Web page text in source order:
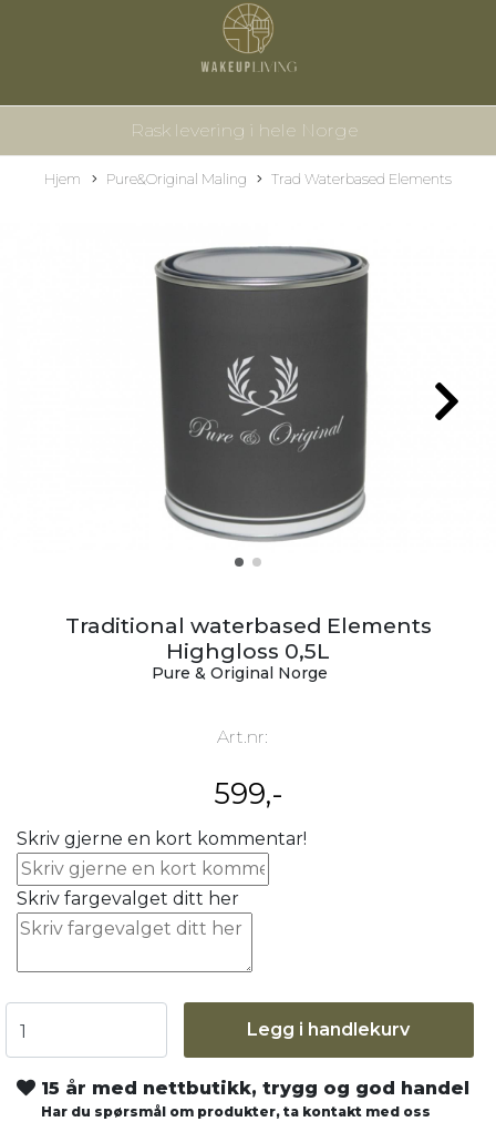
Rask levering i hele Norge
Hjem Pure&Original Maling Trad Waterbased Elements
Traditional waterbased Elements
Highgloss 0,5L
Pure & Original Norge
Art.nr:
599,-
Skriv gjerne en kort kommentar!
Skriv fargevalget ditt her
Legg i handlekurv
15 år med nettbutikk, trygg og god handel
Har du spørsmål om produkter, ta kontakt med oss